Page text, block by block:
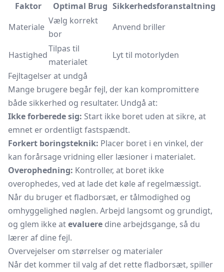
Faktor
Optimal Brug Sikkerhedsforanstaltning
Materiale
Vælg korrekt
bor
Anvend briller
Hastighed
Tilpas til
materialet
Lyt til motorlyden
Fejltagelser at undgå
Mange brugere begår fejl, der kan kompromittere
både sikkerhed og resultater. Undgå at:
Ikke forberede sig: Start ikke boret uden at sikre, at
emnet er ordentligt fastspændt.
Forkert boringsteknik: Placer boret i en vinkel, der
kan forårsage vridning eller læsioner i materialet.
Overophedning: Kontroller, at boret ikke
overophedes, ved at lade det køle af regelmæssigt.
Når du bruger et fladborsæt, er tålmodighed og
omhyggelighed nøglen. Arbejd langsomt og grundigt,
og glem ikke atevaluere dine arbejdsgange, så du
lærer af dine fejl.
Overvejelser om størrelser og materialer
Når det kommer til valg af det rette fladborsæt, spiller